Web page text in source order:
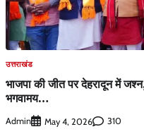
उत्तराखंड
भाजपा की जीत पर देहरादून में
भगवामय…
Admin May 4, 2026 310